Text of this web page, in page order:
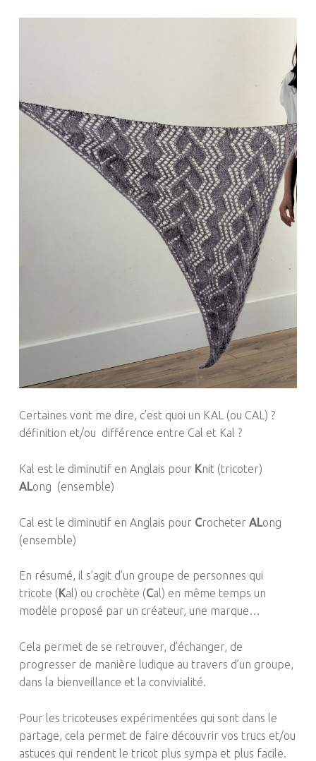
Certaines vont me dire, c’est quoi un KAL (ou CAL) ?
définition et/ou différence entre Cal et Kal ?
Kal est le diminutif en Anglais pour Knit (tricoter)
ALong (ensemble)
Cal est le diminutif en Anglais pour Crocheter AL ong
(ensemble)
En résumé, il s’agit d’un groupe de personnes qui
tricote ( Kal) ou crochète (Cal) en même temps un
modèle proposé par un créateur, une marque…
Cela permet de se retrouver, d’échanger, de
progresser de manière ludique au travers d’un groupe,
dans la bienveillance et la convivialité.
Pour les tricoteuses expérimentées qui sont dans le
partage, cela permet de faire découvrir vos trucs et/ou
astuces qui rendent le tricot plus sympa et plus facile.